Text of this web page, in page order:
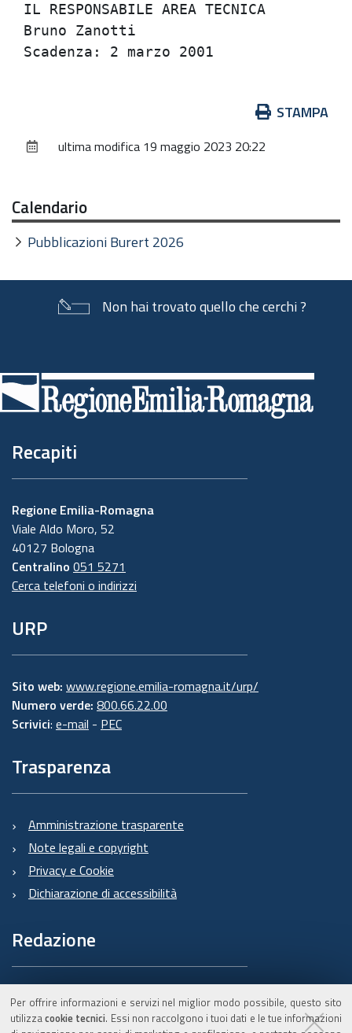
Per offrire informazioni e servizi nel miglior modo possibile, questo sito
utilizzacookie tecnici. Essi non raccolgono i tuoi dati e le tue informazioni
IL
Bruno
documento
STAMPA
ultima modifica 19 maggio 2023 20:22
Calendario
Pubblicazioni Burert 2026
Non hai trovato quello che cerchi ?
di
pagina
Recapiti
Regione Emilia-Romagna
Viale Aldo Moro, 52
40127 Bologna
Centralino 051 5271
Cerca telefoni o indirizzi
URP
Sito web: www.regione.emilia-romagna.it/urp/
Numero verde: 800.66.22.00
Scrivici: e-mail - PEC
Trasparenza
Amministrazione trasparente
Note legali e copyright
Privacy e Cookie
Dichiarazione di accessibilità
Redazione
Informazioni sul Burert
e contatti